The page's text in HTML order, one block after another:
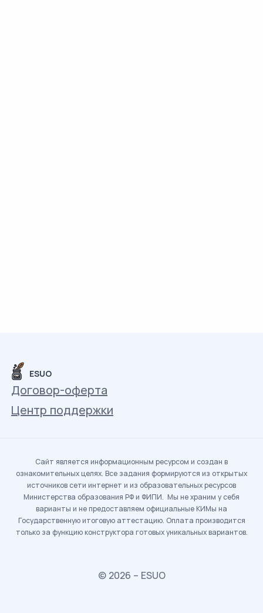
ESUO
Договор-оферта
Центр поддержки
Сайт является информационным ресурсом и создан в
ознакомительных целях. Все задания формируются из открытых
источников сети интернет и из образовательных ресурсов
Министерства образования РФ и ФИПИ. Мы не храним у себя
варианты и не предоставляем официальные КИМы на
Государственную итоговую аттестацию. Оплата производится
только за функцию конструктора готовых уникальных вариантов.
© 2026 – ESUO